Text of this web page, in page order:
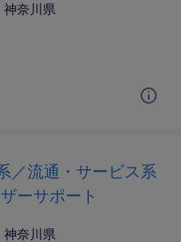
奈川県
／流通・サービス系
ーサポート
奈川県